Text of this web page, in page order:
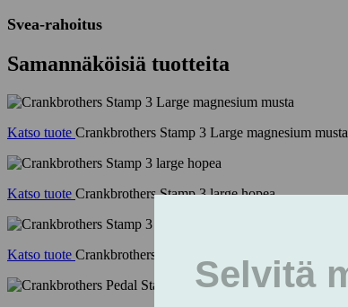
Svea-rahoitus
Samannäköisiä tuotteita
Katso tuote Crankbrothers Stamp 3 Large magnesium musta
Katso tuote Crankbrothers Stamp 3 large hopea
Katso tuote Crankbrothers Stamp 3 small harmaa